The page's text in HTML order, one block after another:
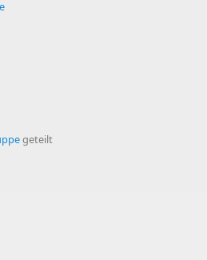
geteilt